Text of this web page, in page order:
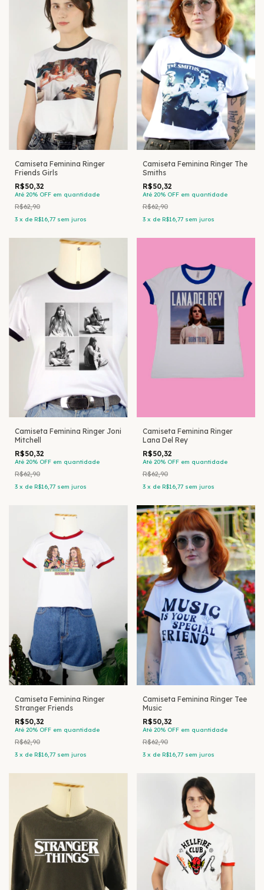
Camiseta Feminina Ringer
Friends Girls
R$50,32
Até 20% OFF em quantidade
R$62,90
3 x de R$16,77 sem juros
Camiseta Feminina Ringer The
Smiths
R$50,32
Até 20% OFF em quantidade
R$62,90
3 x de R$16,77 sem juros
Camiseta Feminina Ringer Joni
Mitchell
R$50,32
Até 20% OFF em quantidade
R$62,90
3 x de R$16,77 sem juros
Camiseta Feminina Ringer
Lana Del Rey
R$50,32
Até 20% OFF em quantidade
R$62,90
3 x de R$16,77 sem juros
Camiseta Feminina Ringer
Stranger Friends
R$50,32
Até 20% OFF em quantidade
R$62,90
3 x de R$16,77 sem juros
Camiseta Feminina Ringer Tee
Music
R$50,32
Até 20% OFF em quantidade
R$62,90
3 x de R$16,77 sem juros